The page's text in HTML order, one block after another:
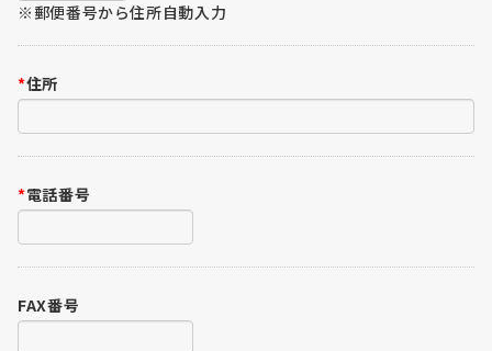
※郵便番号から住所自動入力
*住所
*電話番号
FAX番号